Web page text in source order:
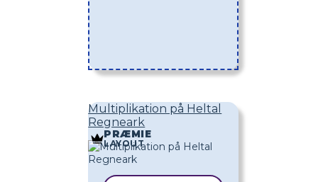
Multiplikation på Heltal
Regneark
PRÆMIE
LAYOUT